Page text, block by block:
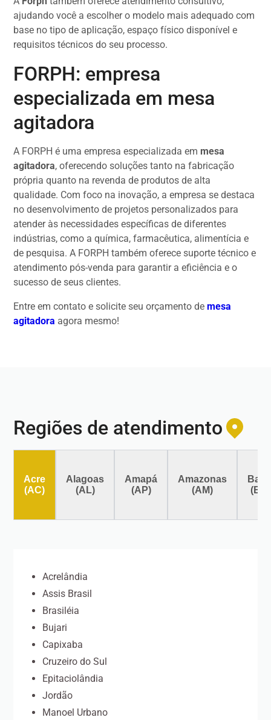
ajudando você a escolher o modelo mais adequado com
base no tipo de aplicação, espaço físico disponível e
requisitos técnicos do seu processo.
FORPH: empresa
especializada em mesa
agitadora
A FORPH é uma empresa especializada em mesa
agitadora, oferecendo soluções tanto na fabricação
própria quanto na revenda de produtos de alta
qualidade. Com foco na inovação, a empresa se destaca
no desenvolvimento de projetos personalizados para
atender às necessidades específicas de diferentes
indústrias, como a química, farmacêutica, alimentícia e
de pesquisa. A FORPH também oferece suporte técnico e
atendimento pós-venda para garantir a eficiência e o
sucesso de seus clientes.
Entre em contato e solicite seu orçamento demesa
agitadora agora mesmo!
Regiões de atendimento
Acre
(AC)
Alagoas
(AL)
Amapá
(AP)
Amazonas
(AM)
(BA)
Acrelândia
Assis Brasil
Brasiléia
Bujari
Capixaba
Cruzeiro do Sul
Epitaciolândia
Jordão
Manoel Urbano